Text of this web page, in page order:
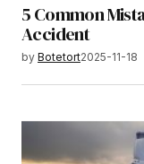
5 Common
Accident
by Botetort2025-11-18